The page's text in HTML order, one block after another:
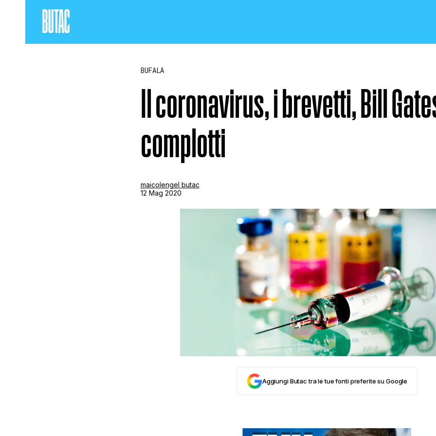
CRONACA E POLITICA
SCIENZA E TECNOLOGIA
STORIA E CITAZIONI
INTRATTENIMENTO
COMPLOTTI, LEGGENDE URBANE ED
EDITORIALI
TRUFFE E SOCIAL NETWORK
BUFALA
Il coronavirus, i brevetti, Bill
complotti
maicolengel butac
12 Mag 2020
Aggiungi Butac tra le tue fonti preferite su Google